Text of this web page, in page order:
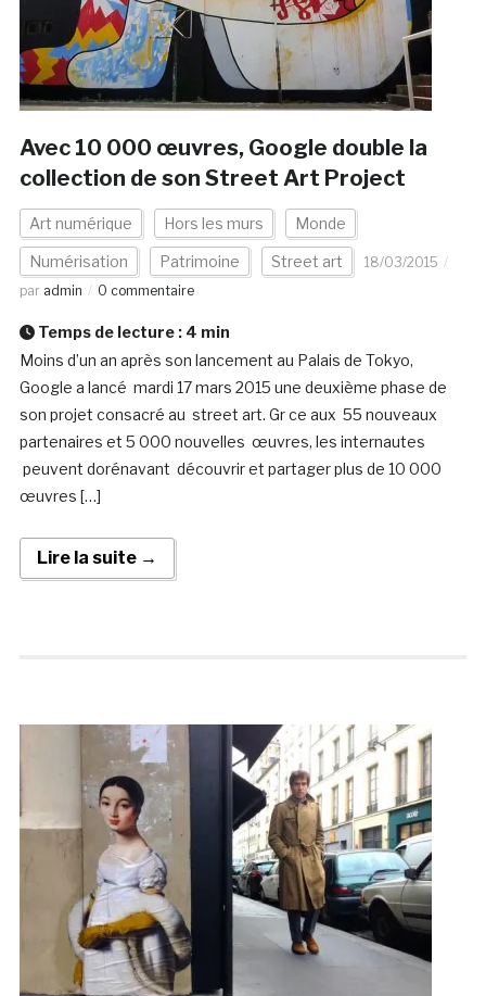
Avec 10 000 œuvres, Google double la
collection de son Street Art Project
Art numérique Hors les murs Monde
Numérisation Patrimoine Street art
18/03/2015
par admin 0 commentaire
Temps de lecture : 4 min
Moins d’un an après son lancement au Palais de Tokyo,
Google a lancé mardi 17 mars 2015 une deuxième phase de
son projet consacré au street art. Gr ce aux 55 nouveaux
partenaires et 5 000 nouvelles œuvres, les internautes
peuvent dorénavant découvrir et partager plus de 10 000
œuvres […]
Lire la suite →